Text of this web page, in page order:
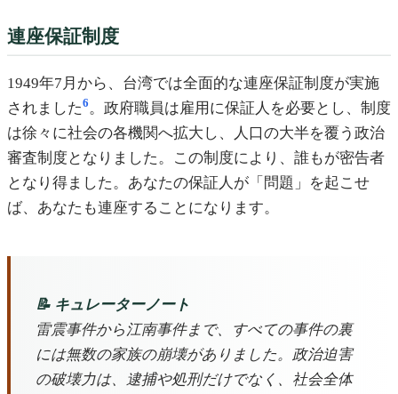
連座保証制度
1949年7月から、台湾では全面的な連座保証制度が実施
されました6。政府職員は雇用に保証人を必要とし、制度
は徐々に社会の各機関へ拡大し、人口の大半を覆う政治
審査制度となりました。この制度により、誰もが密告者
となり得ました。あなたの保証人が「問題」を起こせ
ば、あなたも連座することになります。
📝 キュレーターノート
雷震事件から江南事件まで、すべての事件の裏
には無数の家族の崩壊がありました。政治迫害
の破壊力は、逮捕や処刑だけでなく、社会全体